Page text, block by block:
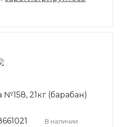
21кг (барабан)
В наличии